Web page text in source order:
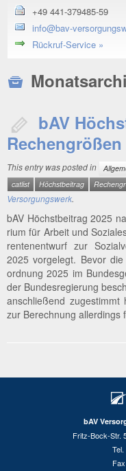
+49 441-379485-59
info@bav-
Rückruf-Service »
bAV
Rechengrößen
This entry was posted in
catlist Höchstbeitrag
Versorgungswerk.
bAV Höchst­bei­trag 2025
ri­um für Arbeit und
ren­ten­ent­wurf zur
2025 vor­ge­legt. Bevor
or­d­­nung 2025 im
der Bun­des­re­gie­rung
anschlie­ßend
zur Berech­nung
bAV
Fritz-Bock-Str.